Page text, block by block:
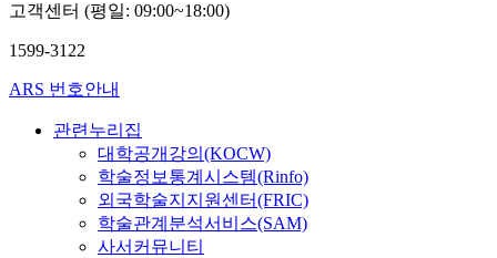
고객센터 (평일: 09:00~18:00)
1599-3122
ARS 번호안내
관련누리집
대학공개강의(KOCW)
학술정보통계시스템(Rinfo)
외국학술지지원센터(FRIC)
학술관계분석서비스(SAM)
사서커뮤니티